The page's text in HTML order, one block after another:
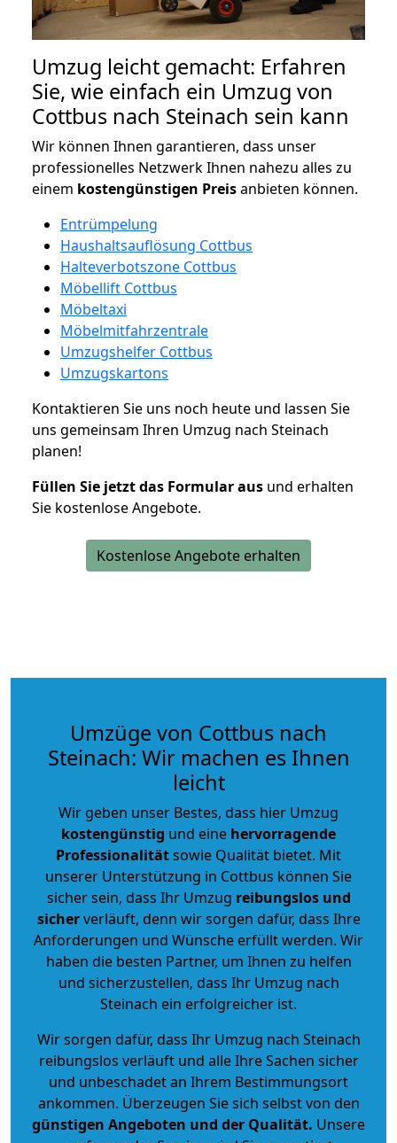
Umzug leicht gemacht: Erfahren
Sie, wie einfach ein Umzug von
Cottbus nach Steinach sein kann
Wir können Ihnen garantieren, dass unser
professionelles Netzwerk Ihnen nahezu alles zu
einem kostengünstigen Preisanbieten können.
Entrümpelung
Haushaltsauflösung Cottbus
Halteverbotszone Cottbus
Möbellift Cottbus
Möbeltaxi
Möbelmitfahrzentrale
Umzugshelfer Cottbus
Umzugskartons
Kontaktieren Sie uns noch heute und lassen Sie
uns gemeinsam Ihren Umzug nach Steinach
planen!
Füllen Sie jetzt das Formular aus und erhalten
Sie kostenlose Angebote.
Kostenlose Angebote erhalten
Umzüge von Cottbus nach
Steinach: Wir machen es Ihnen
leicht
Wir geben unser Bestes, dass hier Umzug
kostengünstig und eine hervorragende
Professionalitätsowie Qualität bietet. Mit
unserer Unterstützung in Cottbus können Sie
sicher sein, dass Ihr Umzug reibungslos und
sicherverläuft, denn wir sorgen dafür, dass Ihre
Anforderungen und Wünsche erfüllt werden. Wir
haben die besten Partner, um Ihnen zu helfen
und sicherzustellen, dass Ihr Umzug nach
Steinach ein erfolgreicher ist.
Wir sorgen dafür, dass Ihr Umzug nach Steinach
reibungslos verläuft und alle Ihre Sachen sicher
und unbeschadet an Ihrem Bestimmungsort
ankommen. Überzeugen Sie sich selbst von den
günstigen Angeboten und der Qualität. Unsere